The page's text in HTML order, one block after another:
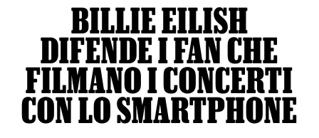
BILLIE EILISH
DIFENDE I FAN CHE
FILMANO I CONCERTI
CON LO SMARTPHONE